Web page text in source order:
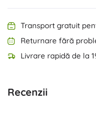
Transport gratuit
Returnare fără
Livrare rapidă de la
Recenzii